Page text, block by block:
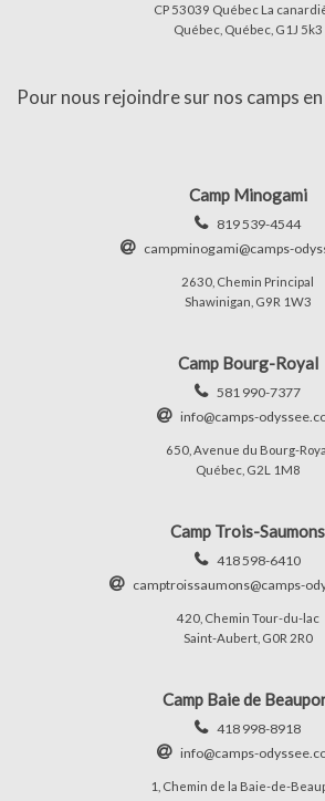
CP 53039 Québec La
Québec, Québec, G1J 5k3
Pour nous rejoindre sur nos camps
Camp Minogami
819 539-4544
campminogami@camps-
2630, Chemin Principal
Shawinigan, G9R 1W3
Camp Bourg-Royal
581 990-7377
info@camps-
650, Avenue du Bourg-
Québec, G2L 1M8
Camp Trois-Saumons
418 598-6410
camptroissaumons@camps-
420, Chemin Tour-du-lac
Saint-Aubert, G0R 2R0
Camp Baie de
418 998-8918
info@camps-
1, Chemin de la Baie-de-